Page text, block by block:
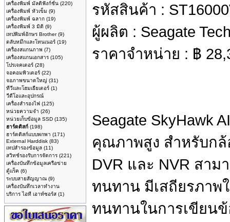
เครื่องพิมพ์ มัลติฟังก์ชั่น (220)
เครื่องพิมพ์ หัวเข็ม (9)
เครื่องพิมพ์ ฉลาก (19)
เครื่องพิมพ์ 3 มิติ (9)
เทปพิมพ์อักษร Brother(9)
ตลับหมึกและโทนเนอร์ (19)
เครื่องสแกนภาพ (7)
เครื่องสแกนเอกสาร (105)
โปรเจคเตอร์ (28)
จอคอมพิวเตอร์ (22)
จอภาพขนาดใหญ่ (31)
ทีวีและโฮมเธียเตอร์ (1)
วีดีโอและอุปกรณ์
เครื่องสำรองไฟ (125)
หน่วยความจำ (26)
หน่วยเก็บข้อมูล SSD (135)
ฮาร์ดดิสก์ (198)
ฮาร์ดดิสก์แบบพกพา (171)
External Harddisk (83)
เทปสำรองข้อมูล (11)
สวิทช์รองรับการจัดการ (221)
เครื่องบันทึกข้อมูลเครือข่าย
ตู้แร็ค (6)
ระบบสายสัญญาณ (9)
เครื่องบันทึกเวลาทำงาน
บริการ ไอที เอาท์ซอร์ส (1)
รหัสสินค้า :
ผู้ผลิต : Seagate
ราคาจำหน่าย : ฿
Seagate SkyHawk
คุณภาพสูง สำหรับกล้
DVR และ NVR สาม
ทนทาน มีเสถียรภาพ
ทนทานในการเขียนข้